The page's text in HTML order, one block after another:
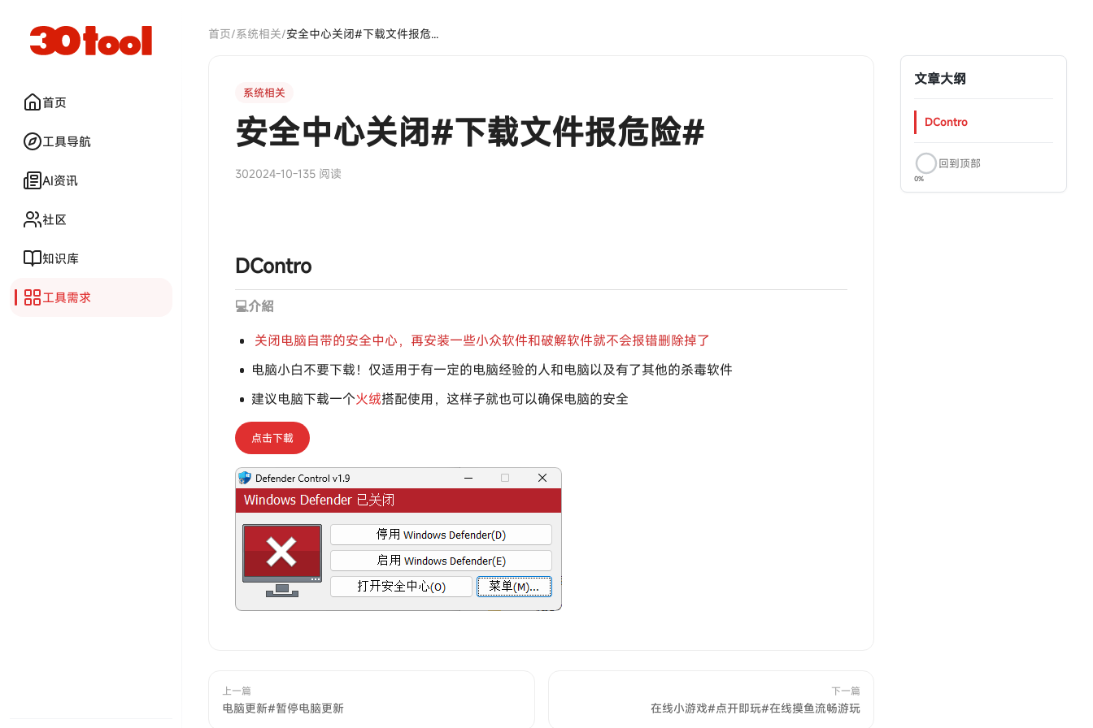
首页
工具导航
AI资讯
社区
知识库
工具需求
首页/系统相关/ 安全中心关闭#下载文件报危险#
系统相关
安全中心关闭#下载文件报危险#
302024-10-135 阅读
DContro
💻介紹
关闭电脑自带的安全中心，再安装一些小众软件和破解软件就不会报错删除掉了
电脑小白不要下载！仅适用于有一定的电脑经验的人和电脑以及有了其他的杀毒软件
建议电脑下载一个火绒搭配使用，这样子就也可以确保电脑的安全
点击下載
上一篇
电脑更新#暂停电脑更新
下一篇
在线小游戏#点开即玩#在线摸鱼流畅游玩
文章大纲
DContro
0%
回到顶部